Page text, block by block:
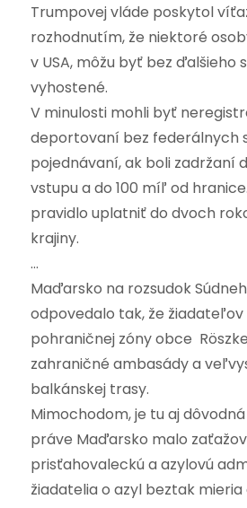
Trumpovej vláde poskytol
rozhodnutím, že niektoré
v USA, môžu byť bez ďalšieho
vyhostené.
V minulosti mohli byť
deportovaní bez federálnych
pojednávaní, ak boli zadržaní
vstupu a do 100 míľ od
pravidlo uplatniť do dvoch
krajiny.
…
Maďarsko na rozsudok
odpovedalo tak, že
pohraničnej zóny obce
zahraničné ambasády a
balkánskej trasy.
Mimochodom, je tu aj
práve Maďarsko malo
prisťahovaleckú a azylovú
žiadatelia o azyl beztak